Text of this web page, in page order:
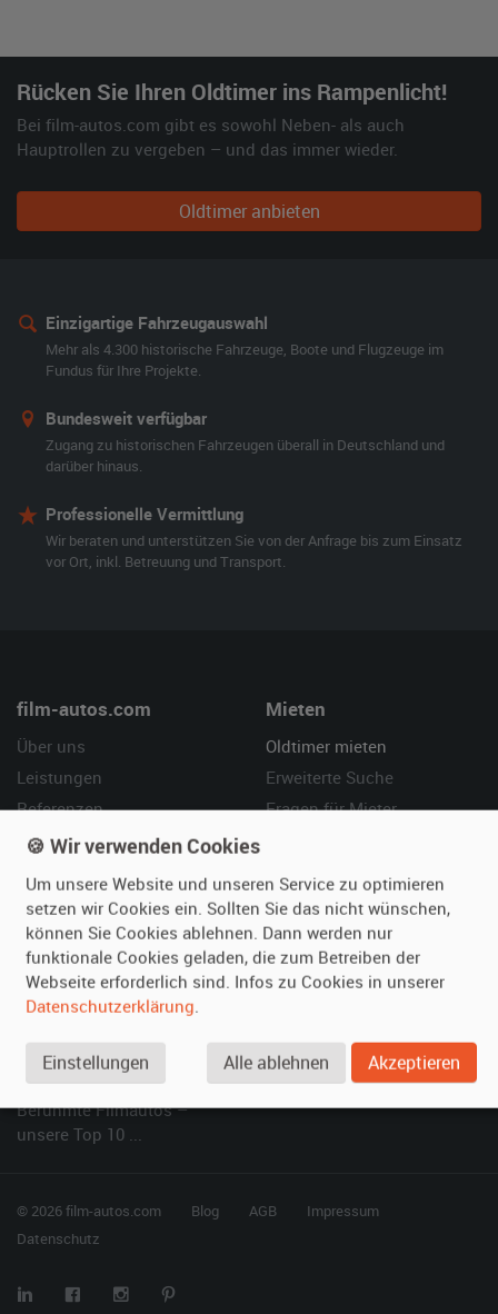
Rücken Sie Ihren Oldtimer ins Rampenlicht!
Bei film-autos.com gibt es sowohl Neben- als auch
Hauptrollen zu vergeben – und das immer wieder.
Oldtimer anbieten
Einzigartige Fahrzeugauswahl
Mehr als 4.300 historische Fahrzeuge, Boote und Flugzeuge im
Fundus für Ihre Projekte.
Bundesweit verfügbar
Zugang zu historischen Fahrzeugen überall in Deutschland und
darüber hinaus.
Professionelle Vermittlung
Wir beraten und unterstützen Sie von der Anfrage bis zum Einsatz
vor Ort, inkl. Betreuung und Transport.
film-autos.com
Über uns
Leistungen
Referenzen
Kundenmeinungen
Mieten
Oldtimer mieten
Erweiterte Suche
Fragen für Mieter
Vermieten
Oldtimer anmelden
Fotos senden
Fragen für Vermieter
Hilfe
Häufige Fragen (FAQ)
So funktioniert's
SPECIAL
Berühmte Filmautos –
unsere Top 10 ...
© 2026 film-autos.com Blog AGB
Impressum
Datenschutz
🍪 Wir verwenden Cookies
Um unsere Website und unseren Service zu optimieren
setzen wir Cookies ein. Sollten Sie das nicht wünschen,
können Sie Cookies ablehnen. Dann werden nur
funktionale Cookies geladen, die zum Betreiben der
Webseite erforderlich sind. Infos zu Cookies in unserer
Datenschutzerklärung.
Einstellungen Alle ablehnen Akzeptieren